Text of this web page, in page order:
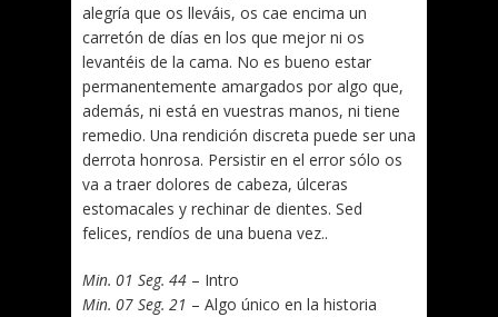
alegría que os lleváis, os cae encima un
carretón de días en los que mejor ni os
levantéis de la cama. No es bueno estar
permanentemente amargados por algo que,
además, ni está en vuestras manos, ni tiene
remedio. Una rendición discreta puede ser una
derrota honrosa. Persistir en el error sólo os
va a traer dolores de cabeza, úlceras
estomacales y rechinar de dientes. Sed
felices, rendíos de una buena vez..
Min. 01 Seg. 44 – Intro
Min. 07 Seg. 21 – Algo único en la historia